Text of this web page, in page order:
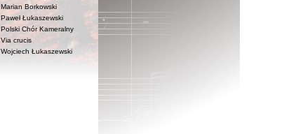
Marian Borkowski
Paweł Łukaszewski
Polski Chór Kameralny
Via crucis
Wojciech Łukaszewski